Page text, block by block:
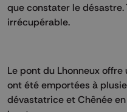
que constater le
irrécupérable.
Le pont du Lhonneux offre
ont été emportées à
dévastatrice et Chênée